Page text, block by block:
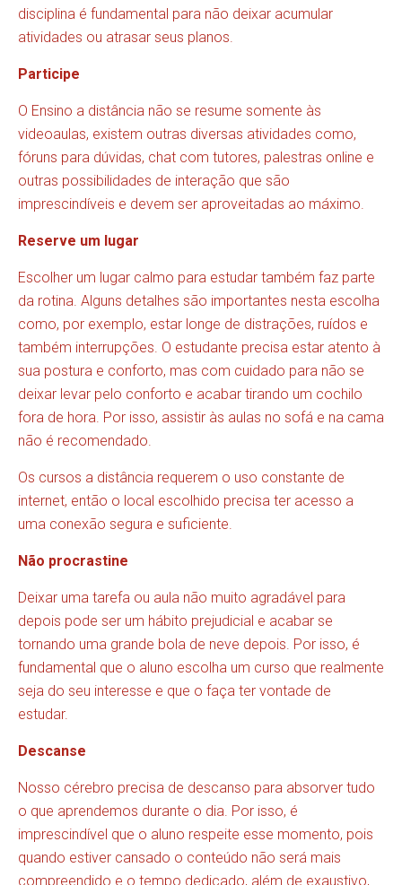
disciplina é fundamental para não deixar acumular
atividades ou atrasar seus planos.
Participe
O Ensino a distância não se resume somente às
videoaulas, existem outras diversas atividades como,
fóruns para dúvidas, chat com tutores, palestras online e
outras possibilidades de interação que são
imprescindíveis e devem ser aproveitadas ao máximo.
Reserve um lugar
Escolher um lugar calmo para estudar também faz parte
da rotina. Alguns detalhes são importantes nesta escolha
como, por exemplo, estar longe de distrações, ruídos e
também interrupções. O estudante precisa estar atento à
sua postura e conforto, mas com cuidado para não se
deixar levar pelo conforto e acabar tirando um cochilo
fora de hora. Por isso, assistir às aulas no sofá e na cama
não é recomendado.
Os cursos a distância requerem o uso constante de
internet, então o local escolhido precisa ter acesso a
uma conexão segura e suficiente.
Não procrastine
Deixar uma tarefa ou aula não muito agradável para
depois pode ser um hábito prejudicial e acabar se
tornando uma grande bola de neve depois. Por isso, é
fundamental que o aluno escolha um curso que realmente
seja do seu interesse e que o faça ter vontade de
estudar.
Descanse
Nosso cérebro precisa de descanso para absorver tudo
o que aprendemos durante o dia. Por isso, é
imprescindível que o aluno respeite esse momento, pois
quando estiver cansado o conteúdo não será mais
compreendido e o tempo dedicado, além de exaustivo,